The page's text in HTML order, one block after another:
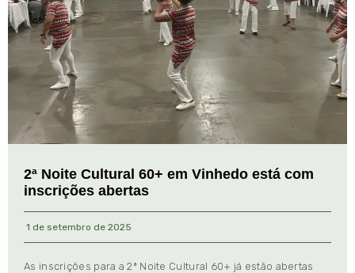
2ª Noite Cultural 60+ em Vinhedo está com
inscrições abertas
1 de setembro de 2025
As inscrições para a 2ª Noite Cultural 60+ já estão abertas